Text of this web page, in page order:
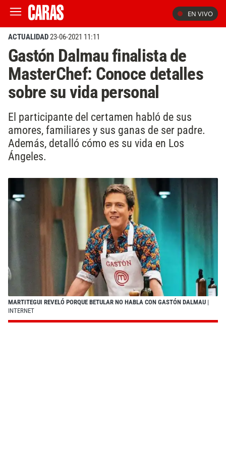
EN VIVO
ACTUALIDAD23-06-2021 11:11
Gastón Dalmau finalista de
MasterChef: Conoce detalles
sobre su vida personal
El participante del certamen habló de sus
amores, familiares y sus ganas de ser padre.
Además, detalló cómo es su vida en Los
Ángeles.
MARTITEGUI REVELÓ PORQUE BETULAR NO HABLA CON GASTÓN DALMAU |
INTERNET